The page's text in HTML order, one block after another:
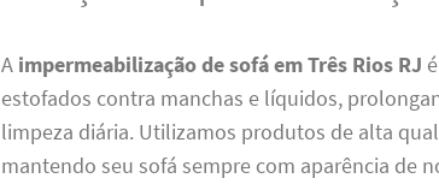
A impermeabilização de sofá em Três Rios RJ
estofados contra manchas e líquidos,
limpeza diária. Utilizamos produtos de alta
mantendo seu sofá sempre com aparência de